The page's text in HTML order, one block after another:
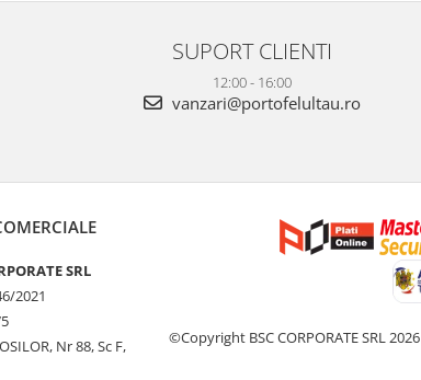
SUPORT CLIENTI
12:00 - 16:00
vanzari@portofelultau.ro
SRL
2021
Nr 88, Sc F,
©Copyright BSC CORPORATE SRL 2026